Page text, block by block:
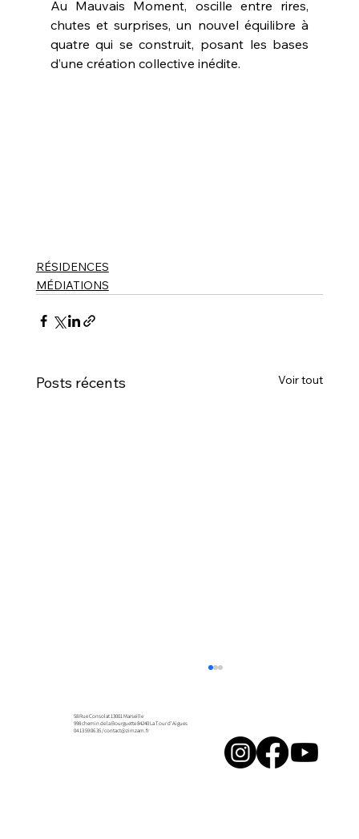
Au Mauvais Moment, oscille entre rires,
chutes et surprises, un nouvel équilibre à
quatre qui se construit, posant les bases
d’une création collective inédite.
RÉSIDENCES
MÉDIATIONS
Posts récents Voir tout
58 Rue Consolat 13001 Marseille
998 chemin de la Bourguette 84240 La Tour d'Aigues
04 13 59 06 35 /contact@zimzam.fr